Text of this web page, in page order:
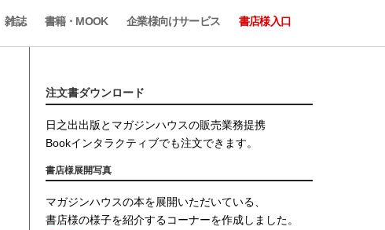
雑誌 書籍・MOOK 企業様向けサービス 書店様入口
注文書ダウンロード
日之出出版とマガジンハウスの販売業務提携
Bookインタラクティブでも注文できます。
書店様展開写真
マガジンハウスの本を展開いただいている、
書店様の様子を紹介するコーナーを作成しました。